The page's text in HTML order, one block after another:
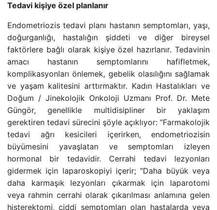
Tedavi kişiye özel planlanır
Endometriozis tedavi planı hastanın semptomları, yaşı,
doğurganlığı, hastalığın şiddeti ve diğer bireysel
faktörlere bağlı olarak kişiye özel hazırlanır. Tedavinin
amacı hastanın semptomlarını hafifletmek,
komplikasyonları önlemek, gebelik olasılığını sağlamak
ve yaşam kalitesini arttırmaktır. Kadın Hastalıkları ve
Doğum / Jinekolojik Onkoloji Uzmanı Prof. Dr. Mete
Güngör, genellikle multidisipliner bir yaklaşım
gerektiren tedavi sürecini şöyle açıklıyor: “Farmakolojik
tedavi ağrı kesicileri içerirken, endometriozisin
büyümesini yavaşlatan ve semptomları izleyen
hormonal bir tedavidir. Cerrahi tedavi lezyonları
gidermek için laparoskopiyi içerir; “Daha büyük veya
daha karmaşık lezyonları çıkarmak için laparotomi
veya rahmin cerrahi olarak çıkarılması anlamına gelen
histerektomi, ciddi semptomları olan hastalarda veya